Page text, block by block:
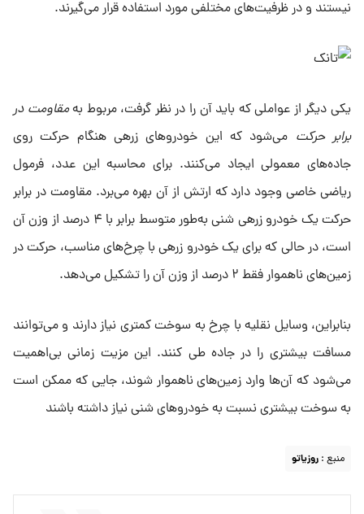
نیستند و در ظرفیت‌های مختلفی مورد استفاده قرار می‌گیرند.
یکی دیگر از عواملی که باید آن را در نظر گرفت، مربوط بهمقاومت در
برابر حرکت می‌شود که این خودروهای زرهی هنگام حرکت روی
جاده‌های معمولی ایجاد می‌کنند. برای محاسبه این عدد، فرمول
ریاضی خاصی وجود دارد که ارتش از آن بهره می‌برد. مقاومت در برابر
حرکت یک خودرو زرهی شنی به‌طور متوسط برابر با ۴ درصد از وزن آن
است، در حالی که برای یک خودرو زرهی با چرخ‌های مناسب، حرکت در
زمین‌های ناهموار فقط ۲ درصد از وزن آن را تشکیل می‌دهد.
بنابراین، وسایل نقلیه با چرخ به سوخت کمتری نیاز دارند و می‌توانند
مسافت بیشتری را در جاده طی کنند. این مزیت زمانی بی‌اهمیت
می‌شود که آن‌ها وارد زمین‌های ناهموار شوند، جایی که ممکن است
به سوخت بیشتری نسبت به خودروهای شنی نیاز داشته باشند
منبع : روزیاتو